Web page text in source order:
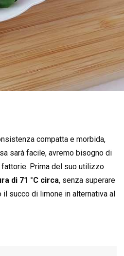
compatta e morbida,
sarà facile, avremo bisogno di
Prima del suo utilizzo
di 71 °C circa, senza superare
succo di limone in alternativa al